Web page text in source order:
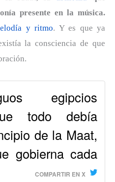
presente en la música.
y ritmo. Y es que ya
la consciencia de que
egipcios
todo debía
de la Maat,
gobierna cada
COMPARTIR EN X